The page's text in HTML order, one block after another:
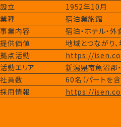
設立
1952年10月
業種
宿泊業旅館
事業内容
宿泊・ホテル・外
提供価値
地域とつながり
拠点活動
https://
活動エリア
新潟県南魚沼郡
社員数
60名（パートを含
採用情報
https://